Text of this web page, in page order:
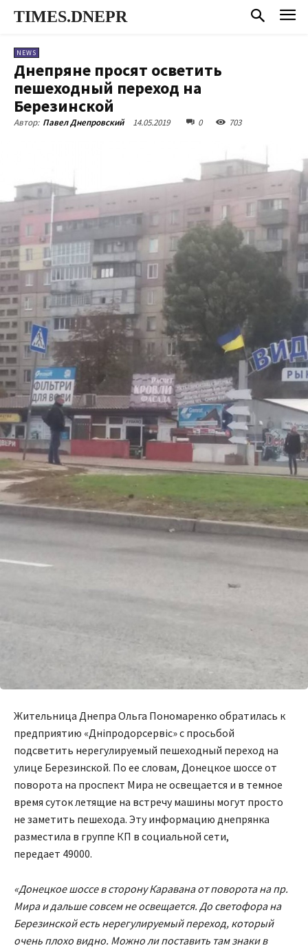
TIMES.DNEPR
NEWS
Днепряне просят осветить
пешеходный переход на
Березинской
Автор: Павел Днепровский 14.05.2019 0 703
Жительница Днепра Ольга Пономаренко обратилась к
предприятию «Дніпродорсервіс» с просьбой
подсветить нерегулируемый пешеходный переход на
улице Березинской. По ее словам, Донецкое шоссе от
поворота на проспект Мира не освещается и в темное
время суток летящие на встречу машины могут просто
не заметить пешехода. Эту информацию днепрянка
разместила в группе КП в социальной сети,
передает 49000.
«Донецкое шоссе в сторону Каравана от поворота на пр.
Мира и дальше совсем не освещается. До светофора на
Березинской есть нерегулируемый переход, который
очень плохо видно. Можно ли поставить там знаки в